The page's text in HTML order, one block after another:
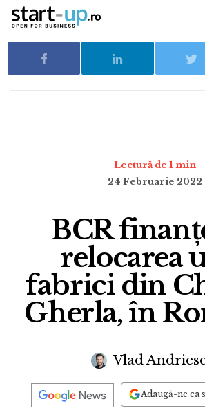
Lectură de 1 min
24 Februarie 2022
BCR
relocarea
fabrici din
Gherla, în
Vlad
Adaugă-ne ca